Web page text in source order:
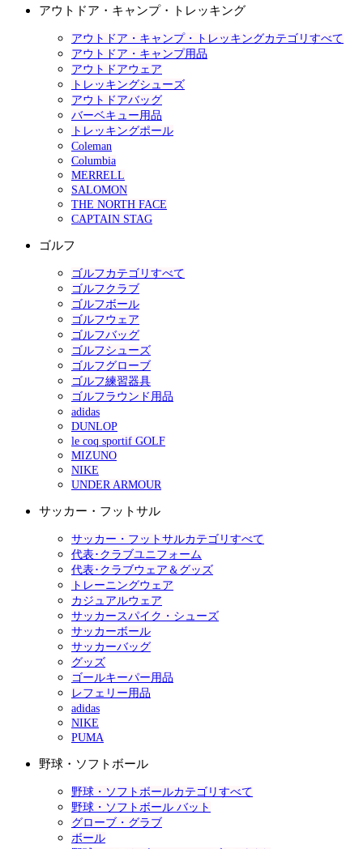
アウトドア・キャンプ・トレッキング
アウトドア・キャンプ・トレッキングカテゴリすべて
アウトドア・キャンプ用品
アウトドアウェア
トレッキングシューズ
アウトドアバッグ
バーベキュー用品
トレッキングポール
Coleman
Columbia
MERRELL
SALOMON
THE NORTH FACE
CAPTAIN STAG
ゴルフ
ゴルフカテゴリすべて
ゴルフクラブ
ゴルフボール
ゴルフウェア
ゴルフバッグ
ゴルフシューズ
ゴルフグローブ
ゴルフ練習器具
ゴルフラウンド用品
adidas
DUNLOP
le coq sportif GOLF
MIZUNO
NIKE
UNDER ARMOUR
サッカー・フットサル
サッカー・フットサルカテゴリすべて
代表･クラブユニフォーム
代表･クラブウェア＆グッズ
トレーニングウェア
カジュアルウェア
サッカースパイク・シューズ
サッカーボール
サッカーバッグ
グッズ
ゴールキーパー用品
レフェリー用品
adidas
NIKE
PUMA
野球・ソフトボール
野球・ソフトボールカテゴリすべて
野球・ソフトボール バット
グローブ・グラブ
ボール